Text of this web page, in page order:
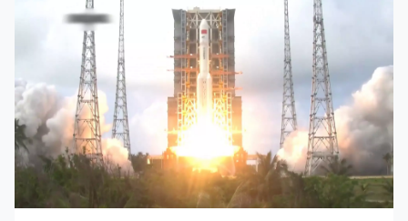
護套。 措施是為了方便喜歡騎單車的人，可以實惠的價錢
到郊區騎行，同時亦可以促進郊區消費，目前內地已有多
個城市有這項服務，包括深圳、蘇州和常州。